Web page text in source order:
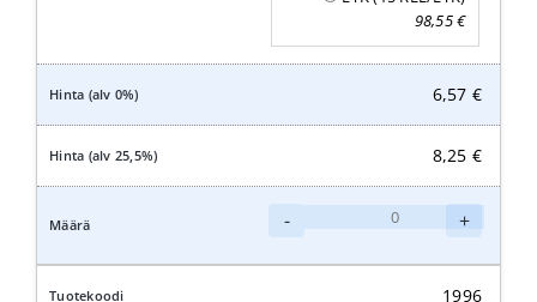
98,55€
6,57 €
8,25 €
-
Biojätepussi
(500x500x0,02mm)
+
1996